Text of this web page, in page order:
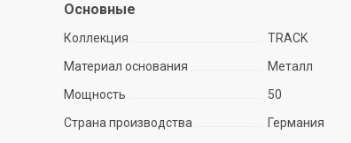
Основные
Коллекция
TRACK
Материал основания
Металл
Мощность
50
Страна производства
Германия